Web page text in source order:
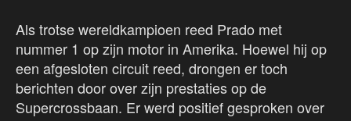
Als trotse wereldkampioen reed Prado met
nummer 1 op zijn motor in Amerika. Hoewel hij op
een afgesloten circuit reed, drongen er toch
berichten door over zijn prestaties op de
Supercrossbaan. Er werd positief gesproken over